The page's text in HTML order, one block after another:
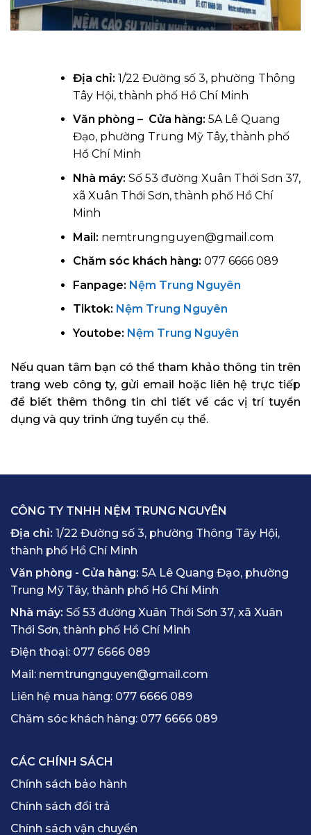
Địa chỉ: 1/22 Đường số 3, phường Thông
Tây Hội, thành phố Hồ Chí Minh
Văn phòng – Cửa hàng: 5A Lê Quang
Đạo, phường Trung Mỹ Tây, thành phố
Hồ Chí Minh
Nhà máy: Số 53 đường Xuân Thới Sơn 37,
xã Xuân Thới Sơn, thành phố Hồ Chí
Minh
Mail: nemtrungnguyen@gmail.com
Chăm sóc khách hàng: 077 6666 089
Fanpage: Nệm Trung Nguyên
Tiktok: Nệm Trung Nguyên
Youtobe: Nệm Trung Nguyên
Nếu quan tâm bạn có thể tham khảo thông tin trên
trang web công ty, gửi email hoặc liên hệ trực tiếp
để biết thêm thông tin chi tiết về các vị trí tuyển
dụng và quy trình ứng tuyển cụ thể.
CÔNG TY TNHH NỆM TRUNG NGUYÊN
Địa chỉ: 1/22 Đường số 3, phường Thông Tây Hội,
thành phố Hồ Chí Minh
Văn phòng - Cửa hàng: 5A Lê Quang Đạo, phường
Trung Mỹ Tây, thành phố Hồ Chí Minh
Nhà máy: Số 53 đường Xuân Thới Sơn 37, xã Xuân
Thới Sơn, thành phố Hồ Chí Minh
Điện thoại: 077 6666 089
Mail: nemtrungnguyen@gmail.com
Liên hệ mua hàng: 077 6666 089
Chăm sóc khách hàng: 077 6666 089
CÁC CHÍNH SÁCH
Chính sách bảo hành
Chính sách đổi trả
Chính sách vận chuyển